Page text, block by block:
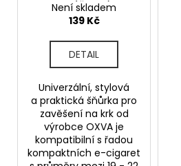
3v1 (Černá)
Není skladem
139 Kč
DETAIL
Univerzální, stylová
a praktická šňůrka pro
zavěšení na krk od
výrobce OXVA je
kompatibilní s řadou
kompaktních e-cigaret